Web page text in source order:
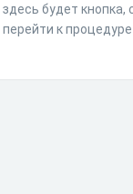
здесь будет
к процедуре